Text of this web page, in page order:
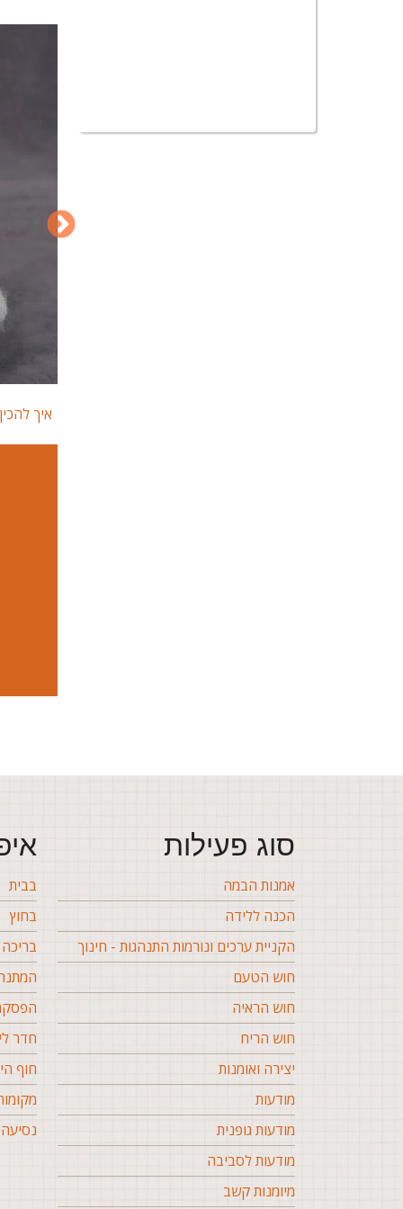
איך
בבית
בחוץ
בריכה
חדר
חוף
סוג פעילות
אמנות הבמה
הכנה ללידה
הקניית ערכים ונורמות התנהגות - חינוך
חוש הטעם
חוש הראיה
חוש הריח
יצירה ואומנות
מודעות
מודעות גופנית
מודעות לסביבה
מיומנות קשב